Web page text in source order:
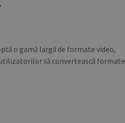
o gamă largă de formate video,
utilizatorilor să convertească formate